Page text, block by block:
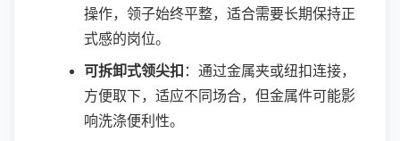
操作，领子始终平整，适合需要长期保持正
式感的岗位。
可拆卸式领尖扣 ：通过金属夹或纽扣连接，
方便取下，适应不同场合，但金属件可能影
响洗涤便利性。